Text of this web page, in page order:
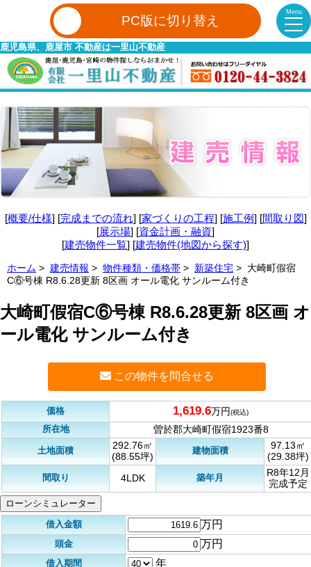
Menu
PC版に切り替え
鹿児島県、鹿屋市 不動産は一里山不動産
[概要/仕様] [完成までの流れ] [家づくりの工程] [施工例] [間取り図]
[展示場] [資金計画・融資]
[建売物件一覧] [建売物件(地図から探す)]
ホーム > 建売情報 > 物件種類・価格帯 > 新築住宅 > 大崎町假宿
C⑥号棟 R8.6.28更新 8区画 オール電化 サンルーム付き
大崎町假宿C⑥号棟 R8.6.28更新 8区画 オ
ール電化 サンルーム付き
この物件を問合せる
価格 1,619.6万円(税込)
所在地
曽於郡大崎町假宿1923番8
土地面積
292.76㎡
(88.55坪)
建物面積
97.13㎡
(29.38坪)
間取り
4LDK 築年月
R8年12月
完成予定
ローンシミュレーター
借入金額
万円
頭金 万円
借入期間 年